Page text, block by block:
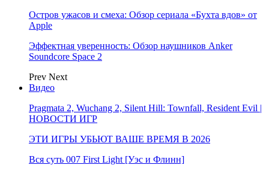
Остров ужасов и смеха: Обзор сериала «Бухта вдов» от
Apple
Эффектная уверенность: Обзор наушников Anker
Soundcore Space 2
Prev Next
Видео
Pragmata 2, Wuchang 2, Silent Hill: Townfall, Resident Evil |
НОВОСТИ ИГР
ЭТИ ИГРЫ УБЬЮТ ВАШЕ ВРЕМЯ В 2026
Вся суть 007 First Light [Уэс и Флинн]